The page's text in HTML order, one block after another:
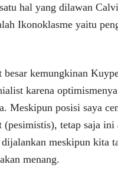
hal yang dilawan
Ikonoklasme yaitu
besar kemungkinan
karena optimismenya
Meskipun posisi saya
(pesimistis), tetap saja ini
meskipun kita
menang.